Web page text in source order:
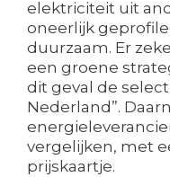
elektriciteit uit
oneerlijk
duurzaam. Er
een groene
dit geval de
Nederland”.
vergelijken, met
prijskaartje.